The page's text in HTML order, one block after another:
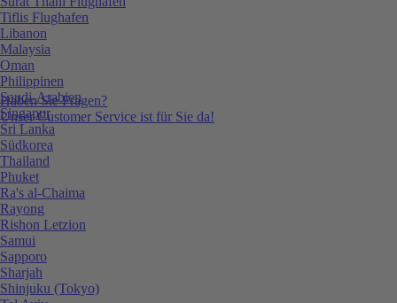
Haben Sie Fragen?
Unser Customer Service ist für Sie da!
Tiflis Flughafen
Libanon
Malaysia
Oman
Philippinen
Saudi-Arabien
Singapur
Sri Lanka
Südkorea
Thailand
Phuket
Ra's al-Chaima
Rayong
Rishon Letzion
Samui
Sapporo
Sharjah
Shinjuku (Tokyo)